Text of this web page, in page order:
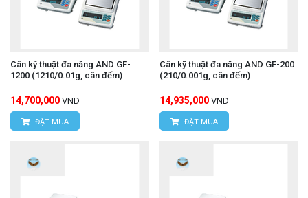
Cân kỹ thuật đa năng AND GF-
1200 (1210/0.01g, cân đếm)
14,700,000 VND
ĐẶT MUA
Cân kỹ thuật đa năng AND GF-200
(210/0.001g, cân đếm)
14,935,000 VND
ĐẶT MUA